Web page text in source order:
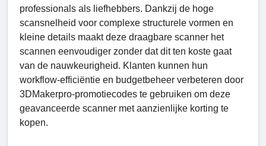
professionals als liefhebbers. Dankzij de hoge
scansnelheid voor complexe structurele vormen en
kleine details maakt deze draagbare scanner het
scannen eenvoudiger zonder dat dit ten koste gaat
van de nauwkeurigheid. Klanten kunnen hun
workflow-efficiëntie en budgetbeheer verbeteren door
3DMakerpro-promotiecodes te gebruiken om deze
geavanceerde scanner met aanzienlijke korting te
kopen.